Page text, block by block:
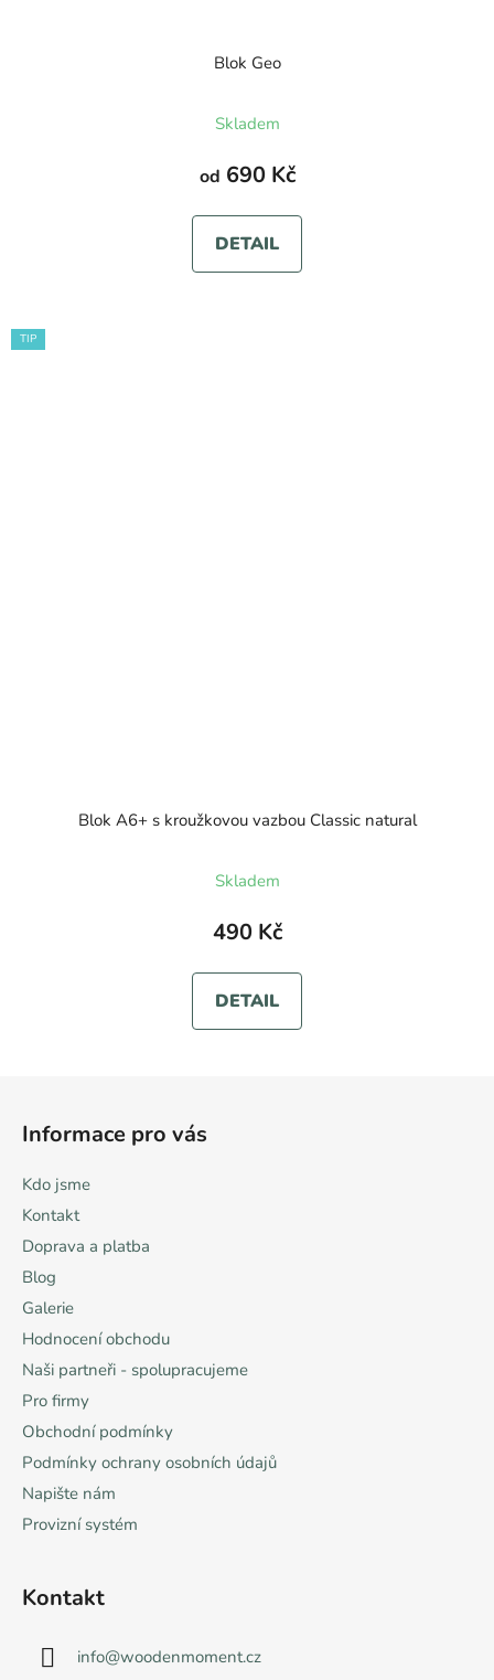
Blok Geo
Skladem
od 690 Kč
DETAIL
TIP
Blok A6+ s kroužkovou vazbou Classic natural
Skladem
490 Kč
DETAIL
Informace pro vás
Kdo jsme
Kontakt
Doprava a platba
Blog
Galerie
Hodnocení obchodu
Naši partneři - spolupracujeme
Pro firmy
Obchodní podmínky
Podmínky ochrany osobních údajů
Napište nám
Provizní systém
Kontakt
info@woodenmoment.cz